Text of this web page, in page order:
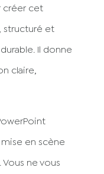
créer cet
structuré et
Il donne
claire,
en scène
ne vous